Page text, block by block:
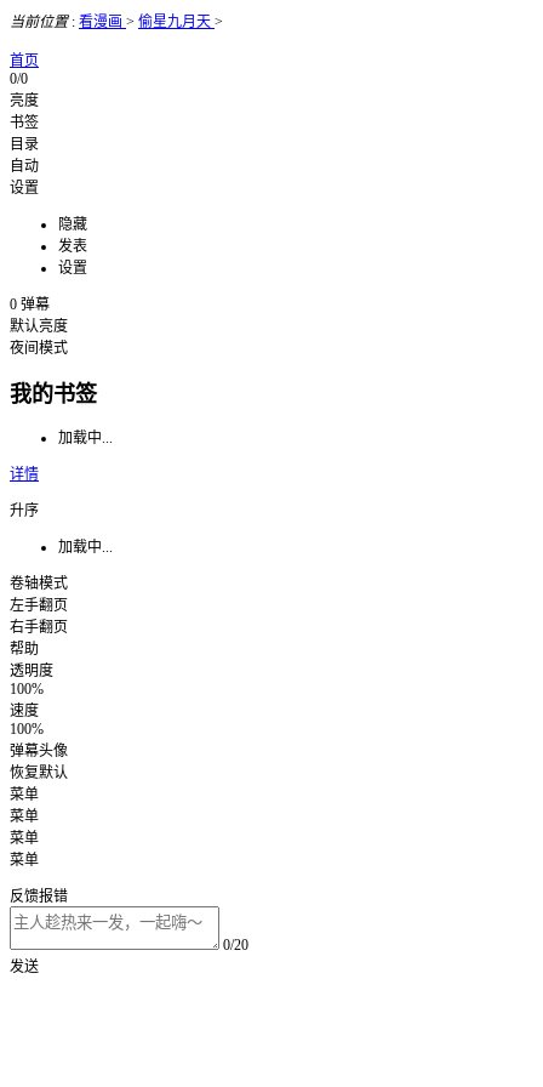
当前位置: 看漫画 > 偷星九月天 >
首页
0/0
亮度
书签
目录
自动
设置
隐藏
发表
设置
0 弹幕
默认亮度
夜间模式
我的书签
加载中...
详情
升序
加载中...
卷轴模式
左手翻页
右手翻页
帮助
透明度
100%
速度
100%
弹幕头像
恢复默认
菜单
菜单
菜单
菜单
反馈报错
0/20
发送